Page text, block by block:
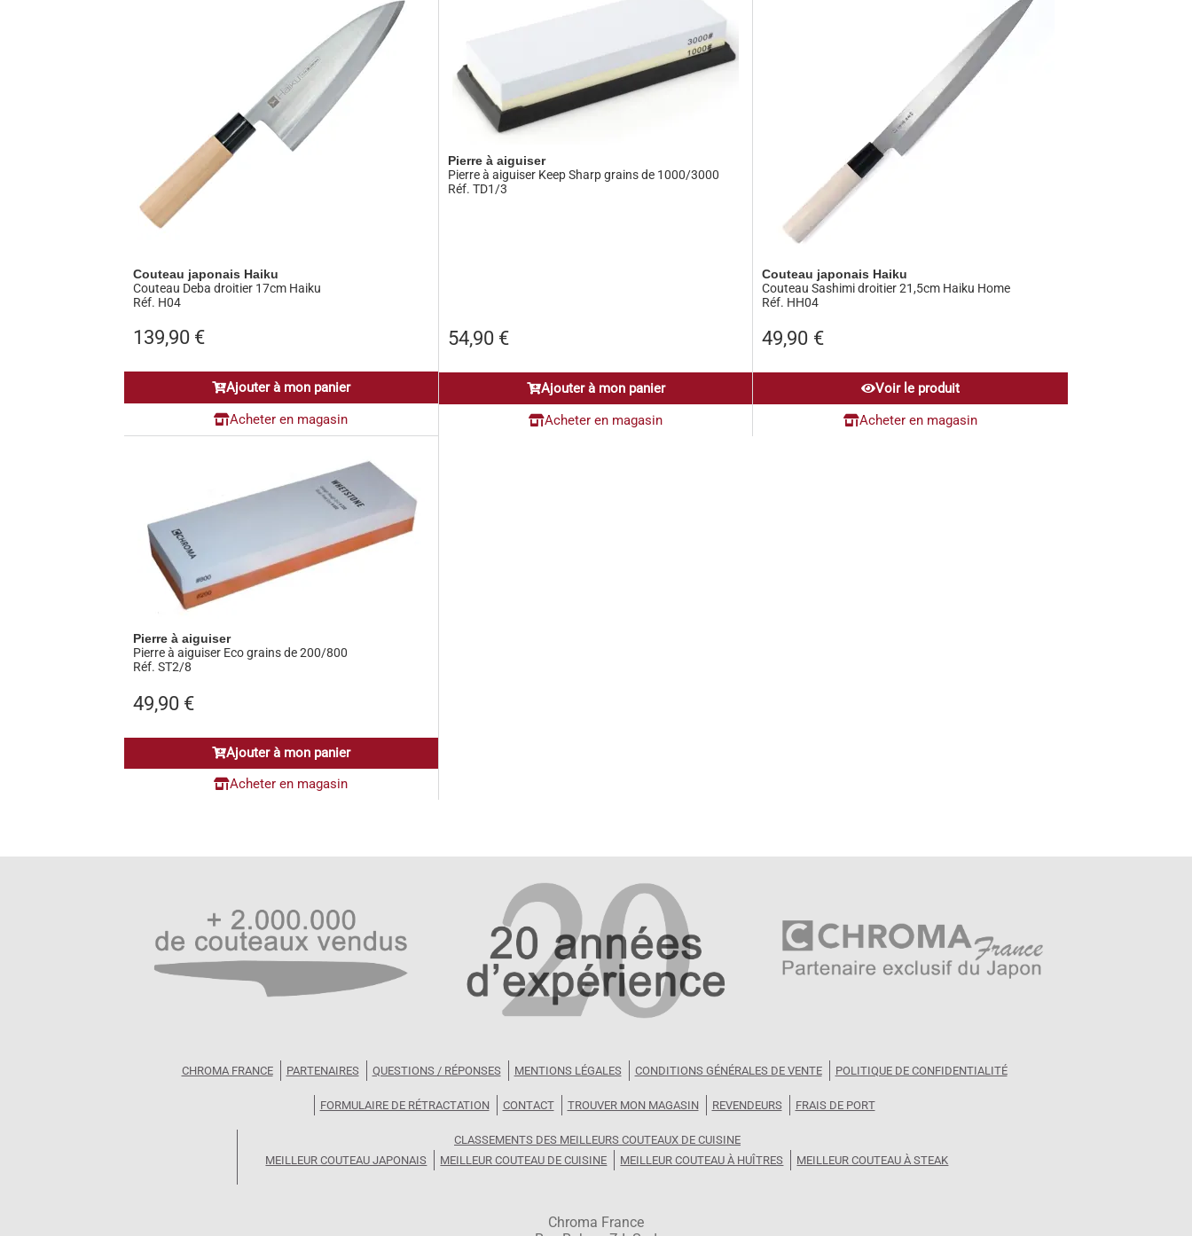
Couteau japonais Haiku
Couteau Deba droitier 17cm Haiku
Réf. H04
139,90 €
Ajouter à mon panier
Acheter en magasin
Pierre à aiguiser
Pierre à aiguiser Keep Sharp grains de 1000/3000
Réf. TD1/3
54,90 €
Ajouter à mon panier
Acheter en magasin
Couteau japonais Haiku
Couteau Sashimi droitier 21,5cm Haiku Home
Réf. HH04
49,90 €
Voir le produit
Acheter en magasin
Pierre à aiguiser
Pierre à aiguiser Eco grains de 200/800
Réf. ST2/8
49,90 €
Ajouter à mon panier
Acheter en magasin
CHROMA FRANCE PARTENAIRES QUESTIONS / RÉPONSES MENTIONS LÉGALES CONDITIONS GÉNÉRALES DE VENTE POLITIQUE DE CONFIDENTIALITÉ
FORMULAIRE DE RÉTRACTATION CONTACT TROUVER MON MAGASIN REVENDEURS FRAIS DE PORT
CLASSEMENTS DES MEILLEURS COUTEAUX DE CUISINE
MEILLEUR COUTEAU JAPONAIS
MEILLEUR COUTEAU DE CUISINE MEILLEUR COUTEAU À HUÎTRES MEILLEUR COUTEAU À STEAK
Chroma France